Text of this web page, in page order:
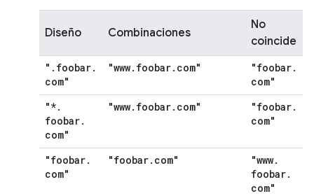
Diseño Combinaciones
No
coincide
" . foobar.
com"
"www. foobar. com" "foobar.
com"
"*.
foobar.
com"
"www. foobar. com" "foobar.
com"
"foobar.
com"
"foobar. com" "www.
foobar.
com"